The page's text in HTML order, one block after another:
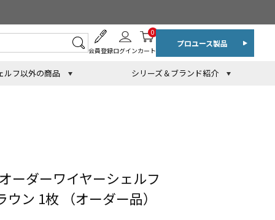
会員登録ログインカート
0
プロユース製品
ルフ以外の商品 シリーズ＆ブランド紹介
ーダーワイヤーシェルフ
ン 1枚 （オーダー品）